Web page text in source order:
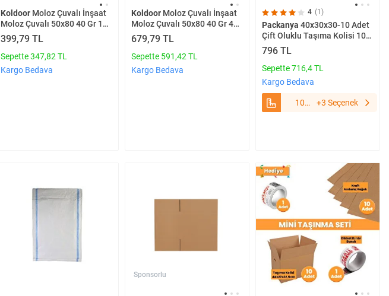
KoldoorMoloz Çuvalı İnşaat
Moloz Çuvalı 50x80 40 Gr 15
Adet
399,79 TL
Sepette 347,82 TL
Kargo Bedava
KoldoorMoloz Çuvalı İnşaat
Moloz Çuvalı 50x80 40 Gr 40
Adet
679,79 TL
Sepette 591,42 TL
Kargo Bedava
4 (1)
Packanya 40x30x30-10 Adet
Çift Oluklu Taşıma Kolisi 10
Adet
796 TL
Sepette 716,4 TL
Kargo Bedava
10
+3 Seçenek
Sponsorlu